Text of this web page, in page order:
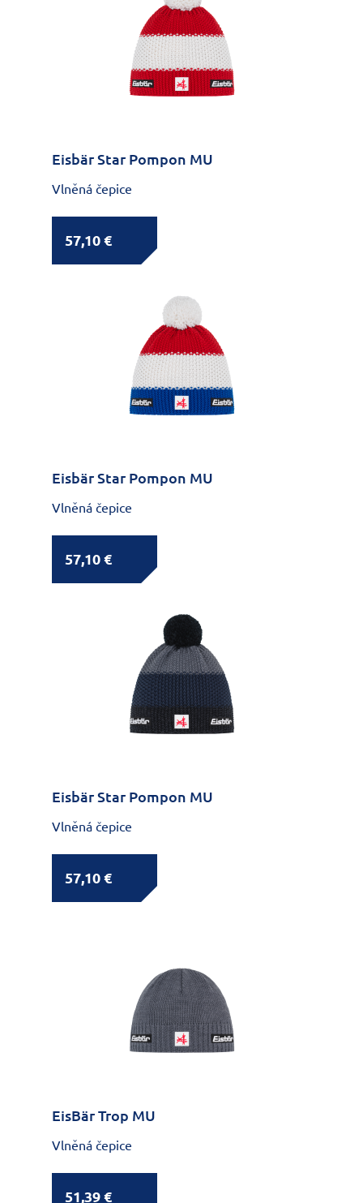
Eisbär Star Pompon MU
Vlněná čepice
57,10 €
Eisbär Star Pompon MU
Vlněná čepice
57,10 €
Eisbär Star Pompon MU
Vlněná čepice
57,10 €
EisBär Trop MU
Vlněná čepice
51,39 €